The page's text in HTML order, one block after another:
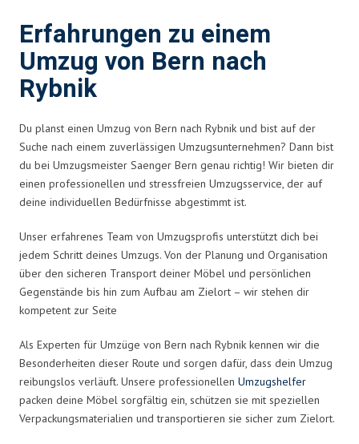
Erfahrungen zu einem
Umzug von Bern nach
Rybnik
Du planst einen Umzug von Bern nach Rybnik und bist auf der
Suche nach einem zuverlässigen Umzugsunternehmen? Dann bist
du bei Umzugsmeister Saenger Bern genau richtig! Wir bieten dir
einen professionellen und stressfreien Umzugsservice, der auf
deine individuellen Bedürfnisse abgestimmt ist.
Unser erfahrenes Team von Umzugsprofis unterstützt dich bei
jedem Schritt deines Umzugs. Von der Planung und Organisation
über den sicheren Transport deiner Möbel und persönlichen
Gegenstände bis hin zum Aufbau am Zielort – wir stehen dir
kompetent zur Seite
Als Experten für Umzüge von Bern nach Rybnik kennen wir die
Besonderheiten dieser Route und sorgen dafür, dass dein Umzug
reibungslos verläuft. Unsere professionellen Umzugshelfer
packen deine Möbel sorgfältig ein, schützen sie mit speziellen
Verpackungsmaterialien und transportieren sie sicher zum Zielort.